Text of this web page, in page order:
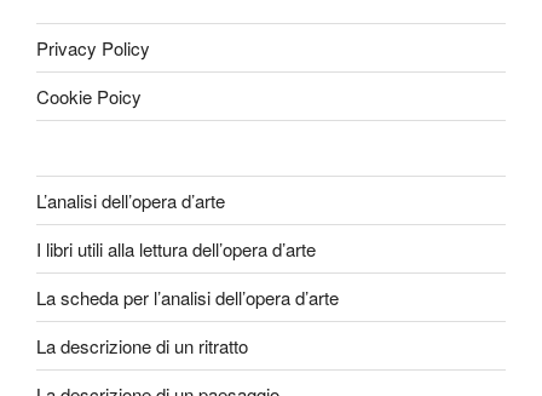
Privacy Policy
Cookie Poicy
L’analisi dell’opera d’arte
I libri utili alla lettura dell’opera d’arte
La scheda per l’analisi dell’opera d’arte
La descrizione di un ritratto